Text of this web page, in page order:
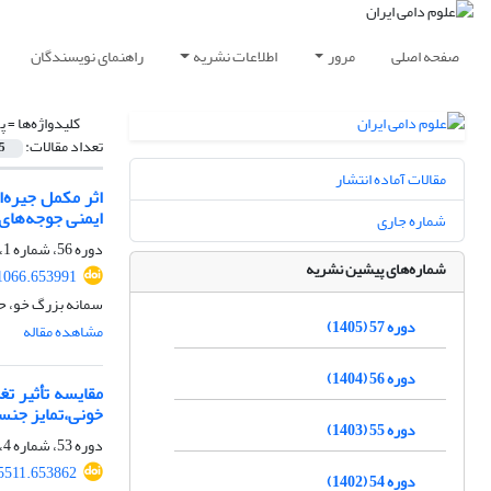
صفحه اصلی مرور اطلاعات نشریه راهنمای نویسندگان
کلیدواژه‌ها =
تعداد مقالات: 5
اثر مکمل
ایمنی
دوره 56، شماره 1، بهار 1404، صفحه
سمانه بزرگ
مشاهده مقاله
خونی،تمایز
دوره 53، شماره 4، زمستان 1401، صفحه
مقالات آماده انتشار
شماره جاری
شماره‌های پیشین نشریه
دوره 57 (1405)
دوره 56 (1404)
دوره 55 (1403)
دوره 54 (1402)